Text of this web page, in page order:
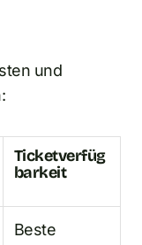
und
Ticketverfüg
barkeit
Beste